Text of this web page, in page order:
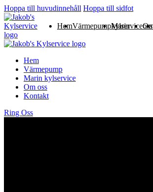
Hoppa till huvudinnehåll Hoppa till sidfot
HemVärmepumpMarin kylserviceOm oss
Hem
Värmepump
Marin kylservice
Om oss
Kontakt
Ring Oss